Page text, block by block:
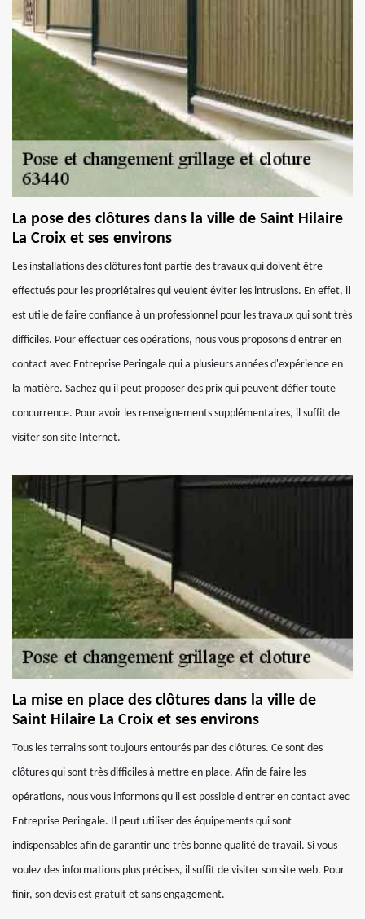
La pose des clôtures dans la ville de Saint Hilaire
La Croix et ses environs
Les installations des clôtures font partie des travaux qui doivent être
effectués pour les propriétaires qui veulent éviter les intrusions. En effet, il
est utile de faire confiance à un professionnel pour les travaux qui sont très
difficiles. Pour effectuer ces opérations, nous vous proposons d'entrer en
contact avec Entreprise Peringale qui a plusieurs années d'expérience en
la matière. Sachez qu'il peut proposer des prix qui peuvent défier toute
concurrence. Pour avoir les renseignements supplémentaires, il suffit de
visiter son site Internet.
La mise en place des clôtures dans la ville de
Saint Hilaire La Croix et ses environs
Tous les terrains sont toujours entourés par des clôtures. Ce sont des
clôtures qui sont très difficiles à mettre en place. Afin de faire les
opérations, nous vous informons qu'il est possible d'entrer en contact avec
Entreprise Peringale. Il peut utiliser des équipements qui sont
indispensables afin de garantir une très bonne qualité de travail. Si vous
voulez des informations plus précises, il suffit de visiter son site web. Pour
finir, son devis est gratuit et sans engagement.